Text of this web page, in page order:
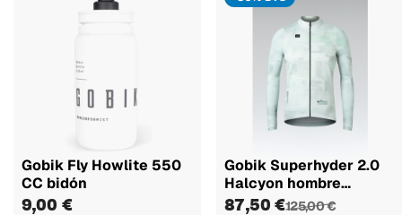
Gobik Fly Howlite 550
CC bidón
9,00 €
Gobik Superhyder 2.0
Halcyon hombre
maillot...
87,50 €125,00 €